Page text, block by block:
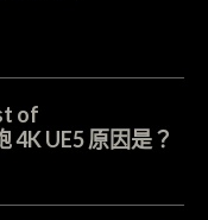
of
UE5 原因是？